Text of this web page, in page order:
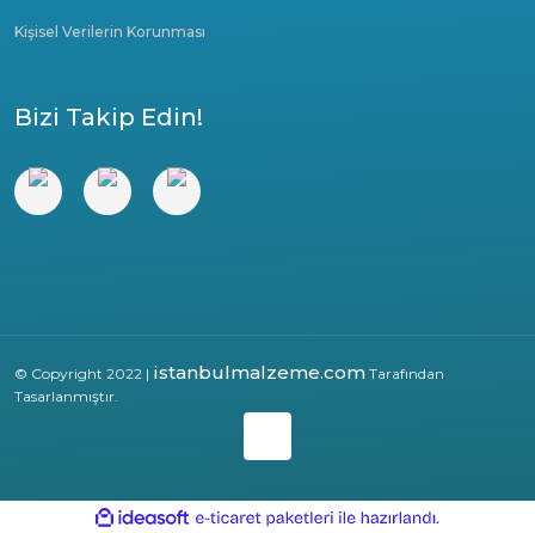
Kişisel Verilerin Korunması
Bizi Takip Edin!
© Copyright 2022 | istanbulmalzeme.com Tarafından
Tasarlanmıştır.
ideasoft
e-